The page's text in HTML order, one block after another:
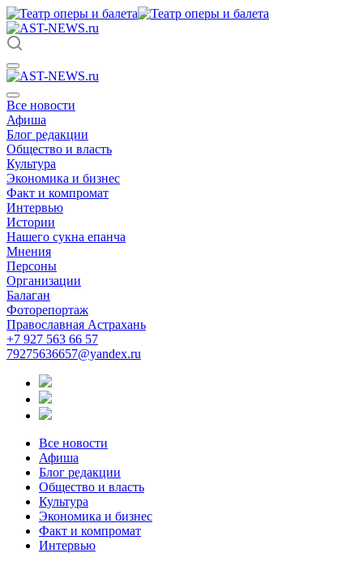
Все новости
Афиша
Блог редакции
Общество и власть
Культура
Экономика и бизнес
Факт и компромат
Интервью
Истории
Нашего сукна епанча
Мнения
Персоны
Организации
Балаган
Фоторепортаж
Православная Астрахань
+7 927 563 66 57
79275636657@yandex.ru
Все новости
Афиша
Блог редакции
Общество и власть
Культура
Экономика и бизнес
Факт и компромат
Интервью